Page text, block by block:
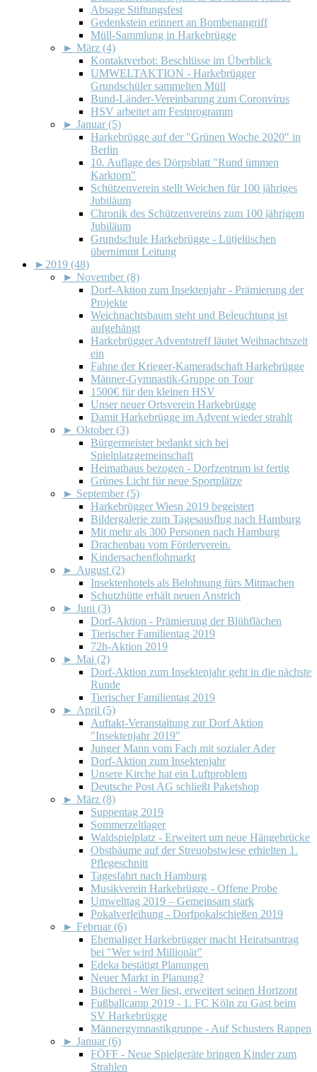
Absage Stiftungsfest
Gedenkstein erinnert an Bombenangriff
Müll-Sammlung in Harkebrügge
► März (4)
Kontaktverbot: Beschlüsse im Überblick
UMWELTAKTION - Harkebrügger
Grundschüler sammelten Müll
Bund-Länder-Vereinbarung zum Coronvirus
HSV arbeitet am Festprogramm
► Januar (5)
Harkebrügge auf der "Grünen Woche 2020" in
Berlin
10. Auflage des Dörpsblatt "Rund ümmen
Karktorn"
Schützenverein stellt Weichen für 100 jähriges
Jubiläum
Chronik des Schützenvereins zum 100 jährigem
Jubiläum
Grundschule Harkebrügge - Lütjelüschen
übernimmt Leitung
► 2019 (48)
► November (8)
Dorf-Aktion zum Insektenjahr - Prämierung der
Projekte
Weichnachtsbaum steht und Beleuchtung ist
aufgehängt
Harkebrügger Adventstreff läutet Weihnachtszeit
ein
Fahne der Krieger-Kameradschaft Harkebrügge
Männer-Gymnastik-Gruppe on Tour
1500€ für den kleinen HSV
Unser neuer Ortsverein Harkebrügge
Damit Harkebrügge im Advent wieder strahlt
► Oktober (3)
Bürgermeister bedankt sich bei
Spielplatzgemeinschaft
Heimathaus bezogen - Dorfzentrum ist fertig
Grünes Licht für neue Sportplätze
► September (5)
Harkebrügger Wiesn 2019 begeistert
Bildergalerie zum Tagesausflug nach Hamburg
Mit mehr als 300 Personen nach Hamburg
Drachenbau vom Förderverein.
Kindersachenflohmarkt
► August (2)
Insektenhotels als Belohnung fürs Mitmachen
Schutzhütte erhält neuen Anstrich
► Juni (3)
Dorf-Aktion - Prämierung der Blühflächen
Tierischer Familientag 2019
72h-Aktion 2019
► Mai (2)
Dorf-Aktion zum Insektenjahr geht in die nächste
Runde
Tierischer Familientag 2019
► April (5)
Auftakt-Veranstaltung zur Dorf Aktion
"Insektenjahr 2019"
Junger Mann vom Fach mit sozialer Ader
Dorf-Aktion zum Insektenjahr
Unsere Kirche hat ein Luftproblem
Deutsche Post AG schließt Paketshop
► März (8)
Suppentag 2019
Sommerzeltlager
Waldspielplatz - Erweitert um neue Hängebrücke
Obstbäume auf der Streuobstwiese erhielten 1.
Pflegeschnitt
Tagesfahrt nach Hamburg
Musikverein Harkebrügge - Offene Probe
Umwelttag 2019 – Gemeinsam stark
Pokalverleihung - Dorfpokalschießen 2019
► Februar (6)
Ehemaliger Harkebrügger macht Heiratsantrag
bei "Wer wird Millionär"
Edeka bestätigt Planungen
Neuer Markt in Planung?
Bücherei - Wer liest, erweitert seinen Horizont
Fußballcamp 2019 - 1. FC Köln zu Gast beim
SV Harkebrügge
Männergymnastikgruppe - Auf Schusters Rappen
► Januar (6)
FÖFF - Neue Spielgeräte bringen Kinder zum
Strahlen